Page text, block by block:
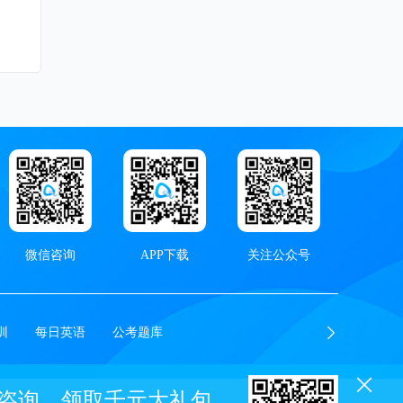
微信咨询 APP下载 关注公众号
每日英语 公考题库